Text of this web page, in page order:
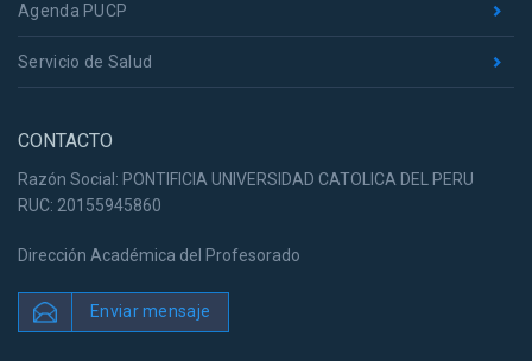
Agenda PUCP
Servicio de Salud
CONTACTO
Razón Social: PONTIFICIA UNIVERSIDAD CATOLICA DEL PERU
RUC: 20155945860
Dirección Académica del Profesorado
Enviar mensaje